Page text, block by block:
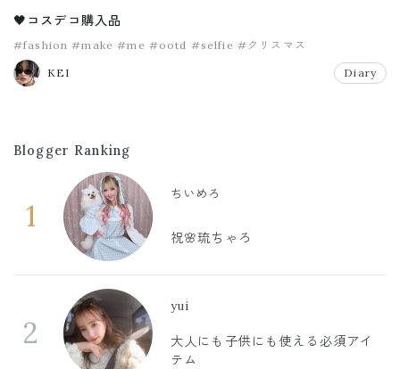
🖤コスデコ購入品
#fashion #make #me #ootd #selfie #クリスマス
KEI Diary
Blogger Ranking
1
ちいめろ
祝🌸琉ちゃろ
2
yui
大人にも子供にも使える必須アイ
テム